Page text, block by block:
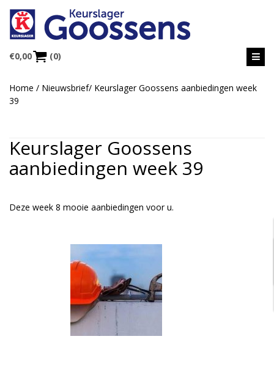
€0,00 (0)
Home / Nieuwsbrief/ Keurslager Goossens aanbiedingen week
39
Keurslager Goossens
aanbiedingen week 39
Deze week 8 mooie aanbiedingen voor u.